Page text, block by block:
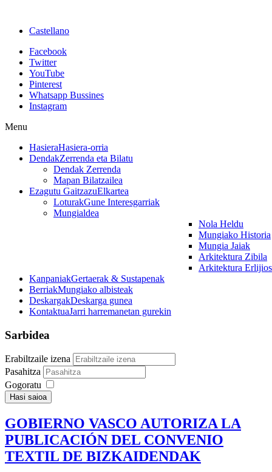
Castellano
Facebook
Twitter
YouTube
Pinterest
Whatsapp Bussines
Instagram
Menu
HasieraHasiera-orria
DendakZerrenda eta Bilatu
Dendak Zerrenda
Mapan Bilatzailea
Ezagutu GaitzazuElkartea
LoturakGune Interesgarriak
Mungialdea
Nola Heldu
Mungiako Historia
Mungia Jaiak
Arkitektura Zibila
Arkitektura
KanpaniakGertaerak & Sustapenak
BerriakMungiako albisteak
DeskargakDeskarga gunea
KontaktuaJarri harremanetan gurekin
Sarbidea
Erabiltzaile izena
Pasahitza
Gogoratu
Hasi saioa
GOBIERNO VASCO AUTORIZA LA
PUBLICACIÓN DEL CONVENIO
TEXTIL DE BIZKAIDENDAK